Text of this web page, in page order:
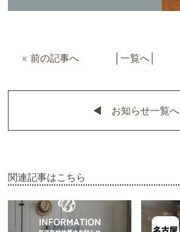
« 前の記事へ 一覧へ│
◀︎ お知らせ一覧へ
関連記事はこちら